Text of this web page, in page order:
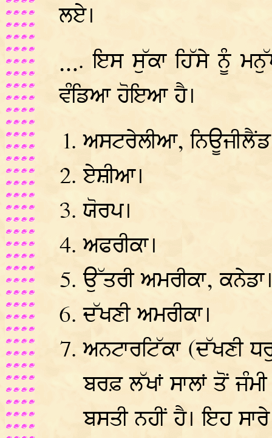
ਲਏ।
…. ਇਸ ਸੁੱਕਾ ਹਿੱਸੇ ਨੂੰ
ਵੰਡਿਆ ਹੋਇਆ ਹੈ।
ਅਸਟਰੇਲੀਆ,
ਏਸ਼ੀਆ।
ਯੋਰਪ।
ਅਫਰੀਕਾ।
ਉੱਤਰੀ ਅਮਰੀਕਾ,
ਦੱਖਣੀ ਅਮਰੀਕਾ।
ਅਨਟਾਰਟਿੱਕਾ (ਦੱਖਣੀ
ਬਰਫ਼ ਲੱਖਾਂ ਸਾਲਾਂ ਤੋਂ
ਬਸਤੀ ਨਹੀਂ ਹੈ। ਇਹ